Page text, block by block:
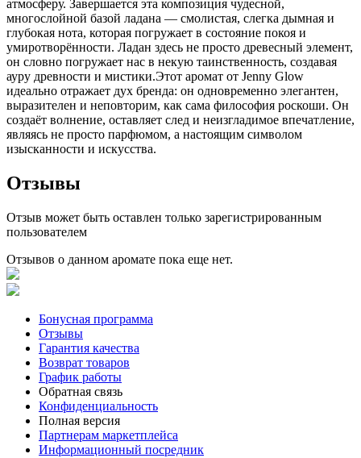
атмосферу. Завершается эта композиция чудесной,
многослойной базой ладана — смолистая, слегка дымная и
глубокая нота, которая погружает в состояние покоя и
умиротворённости. Ладан здесь не просто древесный элемент,
он словно погружает нас в некую таинственность, создавая
ауру древности и мистики.Этот аромат от Jenny Glow
идеально отражает дух бренда: он одновременно элегантен,
выразителен и неповторим, как сама философия роскоши. Он
создаёт волнение, оставляет след и неизгладимое впечатление,
являясь не просто парфюмом, а настоящим символом
изысканности и искусства.
Отзывы
Отзыв может быть оставлен только зарегистрированным
пользователем
Отзывов о данном аромате пока еще нет.
Бонусная программа
Отзывы
Гарантия качества
Возврат товаров
График работы
Обратная связь
Конфиденциальность
Полная версия
Партнерам маркетплейса
Информационный посредник